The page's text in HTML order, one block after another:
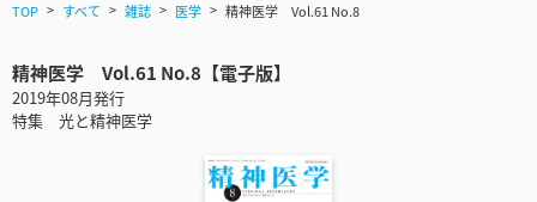
TOP すべて 雑誌 医学 精神医学 Vol.61 No.8
精神医学 Vol.61 No.8【電子版】
2019年08月発行
特集 光と精神医学